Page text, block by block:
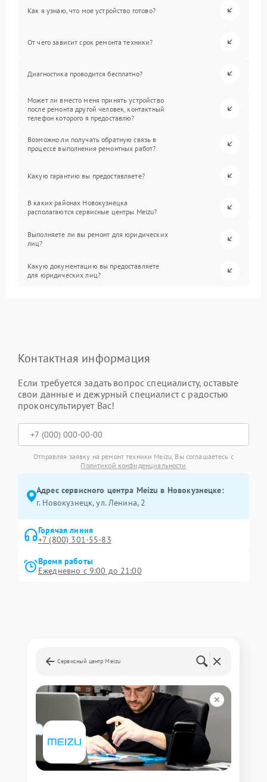
Как я узнаю, что мое устройство готово?
От чего зависит срок ремонта техники?
Диагностика проводится бесплатно?
Может ли вместо меня принять устройство
после ремонта другой человек, контактный
телефон которого я предоставлю?
Возможно ли получать обратную связь в
процессе выполнения ремонтных работ?
Какую гарантию вы предоставляете?
В каких районах Новокузнецка
располагаются сервисные центры Meizu?
Выполняете ли вы ремонт для юридических
лиц?
Какую документацию вы предоставляете
для юридических лиц?
Контактная информация
Если требуется задать вопрос специалисту, оставьте
свои данные и дежурный специалист с радостью
проконсультирует Вас!
Отправляя заявку на ремонт техники Meizu, Вы соглашаетесь с
Политикой конфиденциальности
Адрес сервисного центра Meizu в Новокузнецке:
г. Новокузнецк, ул. Ленина, 2
Горячая линия
+7 (800) 301-55-83
Время работы
Ежедневно с 9:00 до 21:00
Сервисный центр Meizu